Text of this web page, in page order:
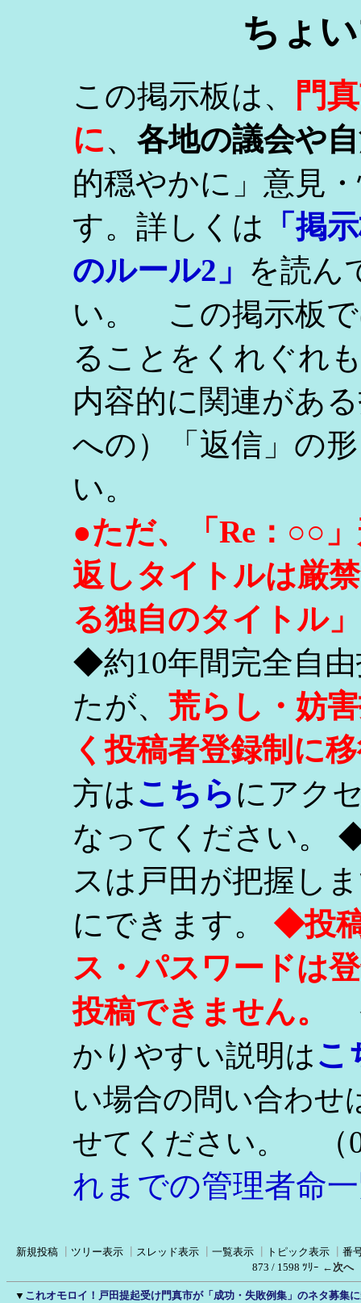
ちょ
この掲示板は、
門
に、 各地の議会や
的穏やかに」意見
す。詳しくは
「掲
のルール2」 を読ん
い。 この掲示板で
ることをくれぐれ
内容的に関連があ
への）「返信」の
い。
●ただ、「Re：○○
返しタイトルは厳
る独自のタイトル
◆約10年間完全自
たが、 荒らし・妨
く投稿者登録制に
方はこちらにアク
なってください。
スは戸田が把握し
にできます。 ◆投
ス・パスワードは
投稿できません。
かりやすい説明はこ
い場合の問い合わせ
せてください。
（
れまでの管理者命
新規投稿 ツリー表示 スレッド表示 一覧表示 トピック表示
番
873 / 1598 ﾂﾘｰ ←次へ
▼ これオモロイ！戸田提起受け門真市が「成功・失敗例集」のネタ募集